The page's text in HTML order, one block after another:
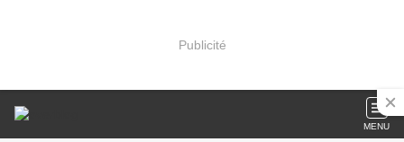
Publicité
MENU